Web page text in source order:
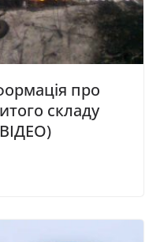
про
складу